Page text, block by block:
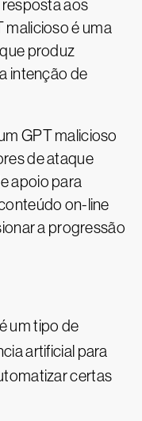
aos
malicioso é uma
produz
intenção de
GPT malicioso
de ataque
apoio para
on-line
a progressão
um tipo de
artificial para
certas